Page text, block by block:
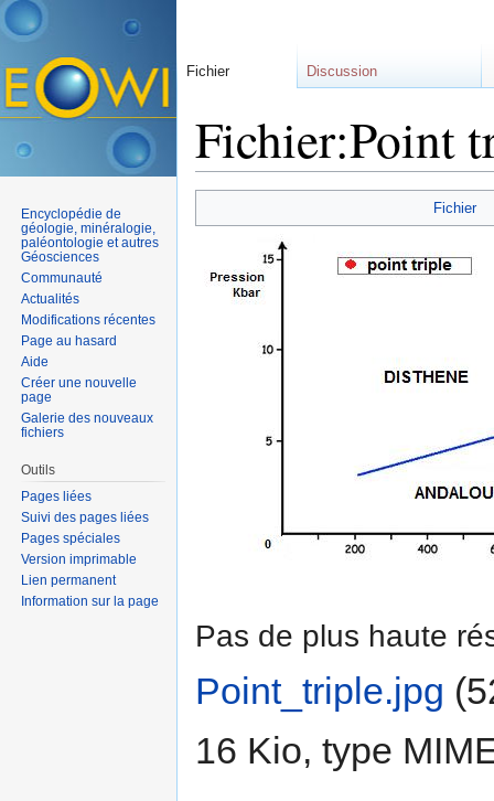
Fichier:Point
Fichier
Pas de plus haute
Point_triple.jpg
16 Kio, type
Fichier Discussion
Encyclopédie de
géologie, minéralogie,
paléontologie et autres
Géosciences
Communauté
Actualités
Modifications récentes
Page au hasard
Aide
Créer une nouvelle
page
Galerie des nouveaux
fichiers
Outils
Pages liées
Suivi des pages liées
Pages spéciales
Version imprimable
Lien permanent
Information sur la page